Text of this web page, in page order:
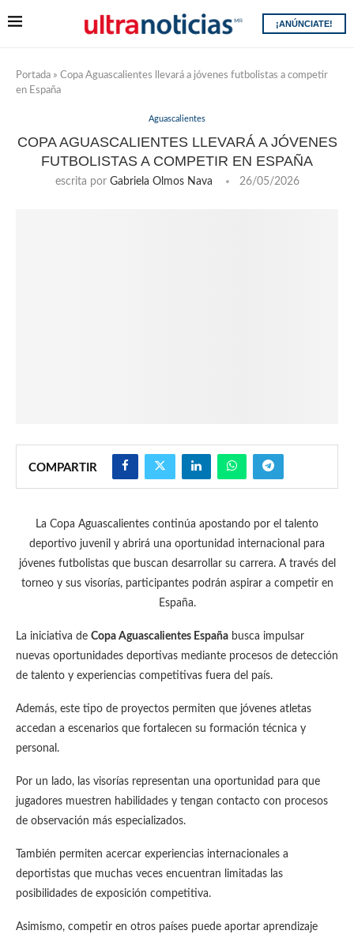
¡ANÚNCIATE!
Portada » Copa Aguascalientes llevará a jóvenes futbolistas a competir
en España
Aguascalientes
COPA AGUASCALIENTES LLEVARÁ A JÓVENES
FUTBOLISTAS A COMPETIR EN ESPAÑA
escrita por Gabriela Olmos Nava 26/05/2026
COMPARTIR
La Copa Aguascalientes continúa apostando por el talento
deportivo juvenil y abrirá una oportunidad internacional para
jóvenes futbolistas que buscan desarrollar su carrera. A través del
torneo y sus visorías, participantes podrán aspirar a competir en
España.
La iniciativa de Copa Aguascalientes España busca impulsar
nuevas oportunidades deportivas mediante procesos de detección
de talento y experiencias competitivas fuera del país.
Además, este tipo de proyectos permiten que jóvenes atletas
accedan a escenarios que fortalecen su formación técnica y
personal.
Por un lado, las visorías representan una oportunidad para que
jugadores muestren habilidades y tengan contacto con procesos
de observación más especializados.
También permiten acercar experiencias internacionales a
deportistas que muchas veces encuentran limitadas las
posibilidades de exposición competitiva.
Asimismo, competir en otros países puede aportar aprendizaje